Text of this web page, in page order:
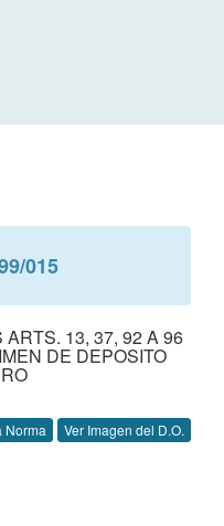
015
ARTS. 13, 37, 92 A 96
DE DEPOSITO
Norma Ver Imagen del D.O.